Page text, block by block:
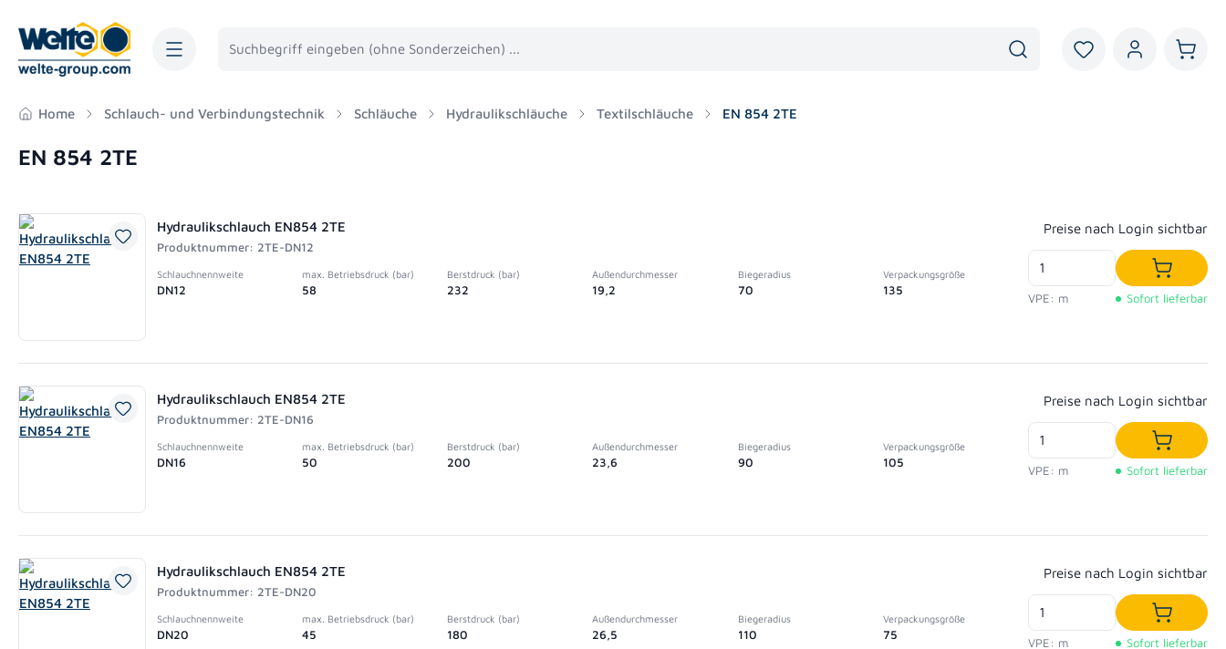
Zur Hauptnavigation springen
Du hast 0 Produkte
Home Schlauch- und Verbindungstechnik Schläuche Hydraulikschläuche Textilschläuche EN 854 2TE
EN 854 2TE
Hydraulikschlauch EN854 2TE
Produktnummer: 2TE-DN12
Schlauchnennweite
DN12
max. Betriebsdruck (bar)
58
Berstdruck (bar)
232
Außendurchmesser
19,2
Biegeradius
70
Verpackungsgröße
135
Regulärer Preis:
Preise nach Login sichtbar
VPE: m
In den
Sofort lieferbar
Hydraulikschlauch EN854 2TE
Produktnummer: 2TE-DN16
Schlauchnennweite
DN16
max. Betriebsdruck (bar)
50
Berstdruck (bar)
200
Außendurchmesser
23,6
Biegeradius
90
Verpackungsgröße
105
Regulärer Preis:
Preise nach Login sichtbar
VPE: m
In den
Sofort lieferbar
Hydraulikschlauch EN854 2TE
Produktnummer: 2TE-DN20
Schlauchnennweite
DN20
max. Betriebsdruck (bar)
45
Berstdruck (bar)
180
Außendurchmesser
26,5
Biegeradius
110
Verpackungsgröße
75
Regulärer Preis:
Preise nach Login sichtbar
VPE: m
In den
Sofort lieferbar